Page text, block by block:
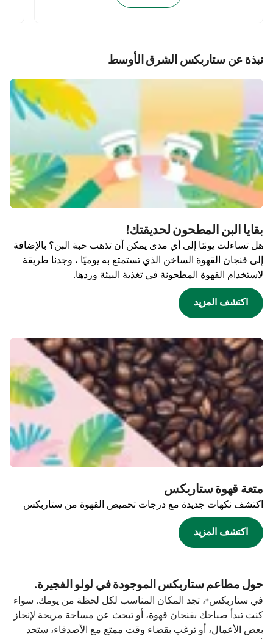
نبذة عن ستاربكس الشرق الأوسط
بقايا البن المطحون لحديقتك!
هل تساءلت يومًا إلى أي مدى يمكن أن تذهب حبة البن؟ بالإضافة
إلى فنجان القهوة الساخن الذي تستمتع به يوميًا ، وجدنا طريقة
لاستخدام القهوة المطحونة في تغذية البيئة وردها.
اكتشف المزيد
متعة قهوة ستاربكس
اكتشف نكهات جديدة مع درجات تحميص القهوة من ستاربكس
اكتشف المزيد
حول مطاعم ستاربكس الموجودة في لولو الفجيرة.
في ستاربكس®، تجد المكان المناسب لكل لحظة من يومك. سواء
كنت تبدأ صباحك بفنجان قهوة، أو تبحث عن مساحة مريحة لإنجاز
بعض الأعمال، أو ترغب بقضاء وقت ممتع مع الأصدقاء، ستجد